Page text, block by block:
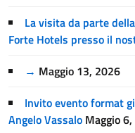
La visita da parte
Forte Hotels presso il
→ Maggio 13, 2026
Invito evento format
Angelo Vassalo Maggio